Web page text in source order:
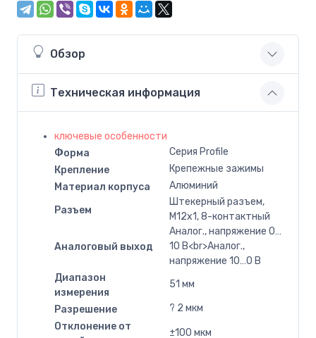
Обзор
Техническая информация
ключевые особенности
Форма
Серия Profile
Крепление
Крепежные зажимы
Материал корпуса
Алюминий
Разъем
Штекерный разъем,
M12x1, 8-контактный
Аналоговый выход
Аналог., напряжение 0…
10 В<br>Аналог.,
напряжение 10…0 В
Диапазон
измерения
51 мм
Разрешение
? 2 мкм
Отклонение от
±100 мкм